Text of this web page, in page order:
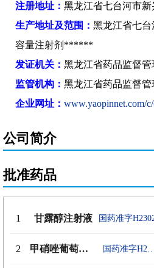
注册地址： 黑龙江省七台河市
生产地址及范围： 黑龙江省七台
容量注射剂******
发证机关： 黑龙江省药品监督管
监管机构： 黑龙江省药品监督管
企业网址： www.yaopinnet.com/
公司简介
批准药品
1 甘露醇注射液 国药准字
2 甲硝唑葡萄糖注射液 国药准字